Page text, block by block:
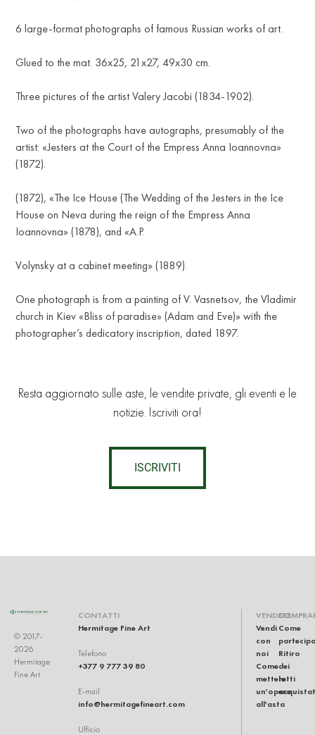
6 large-format photographs of famous Russian works of art.
Glued to the mat. 36х25, 21x27, 49x30 cm.
Three pictures of the artist Valery Jacobi (1834-1902).
Two of the photographs have autographs, presumably of the
artist: «Jesters at the Court of the Empress Anna Ioannovna»
(1872).
(1872), «The Ice House (The Wedding of the Jesters in the Ice
House on Neva during the reign of the Empress Anna
Ioannovna» (1878), and «A.P.
Volynsky at a cabinet meeting» (1889).
One photograph is from a painting of V. Vasnetsov, the Vladimir
church in Kiev «Bliss of paradise» (Adam and Eve)» with the
photographer’s dedicatory inscription, dated 1897.
Resta aggiornato sulle aste, le vendite private, gli eventi e le
notizie. Iscriviti ora!
ISCRIVITI
© 2017-
2026
Hermitage
Fine Art
CONTATTI
Hermitage Fine Art
Telefono
+377 9 777 39 80
E-mail
info@hermitagefineart.com
Ufficio
VENDERE
Vendi
con
noi
Come
mettere
un'opera
all'asta
Come
Ritiro
dei
lotti